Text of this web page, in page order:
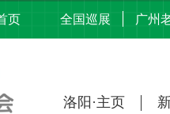
页 全国巡展 广州
洛阳·主页